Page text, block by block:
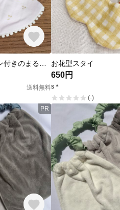
送料無料
お花型スタイ
650円
s＊
(-)
PR